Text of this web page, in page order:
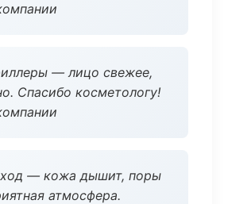
— лицо свежее,
Спасибо косметологу!
— кожа дышит, поры
атмосфера.